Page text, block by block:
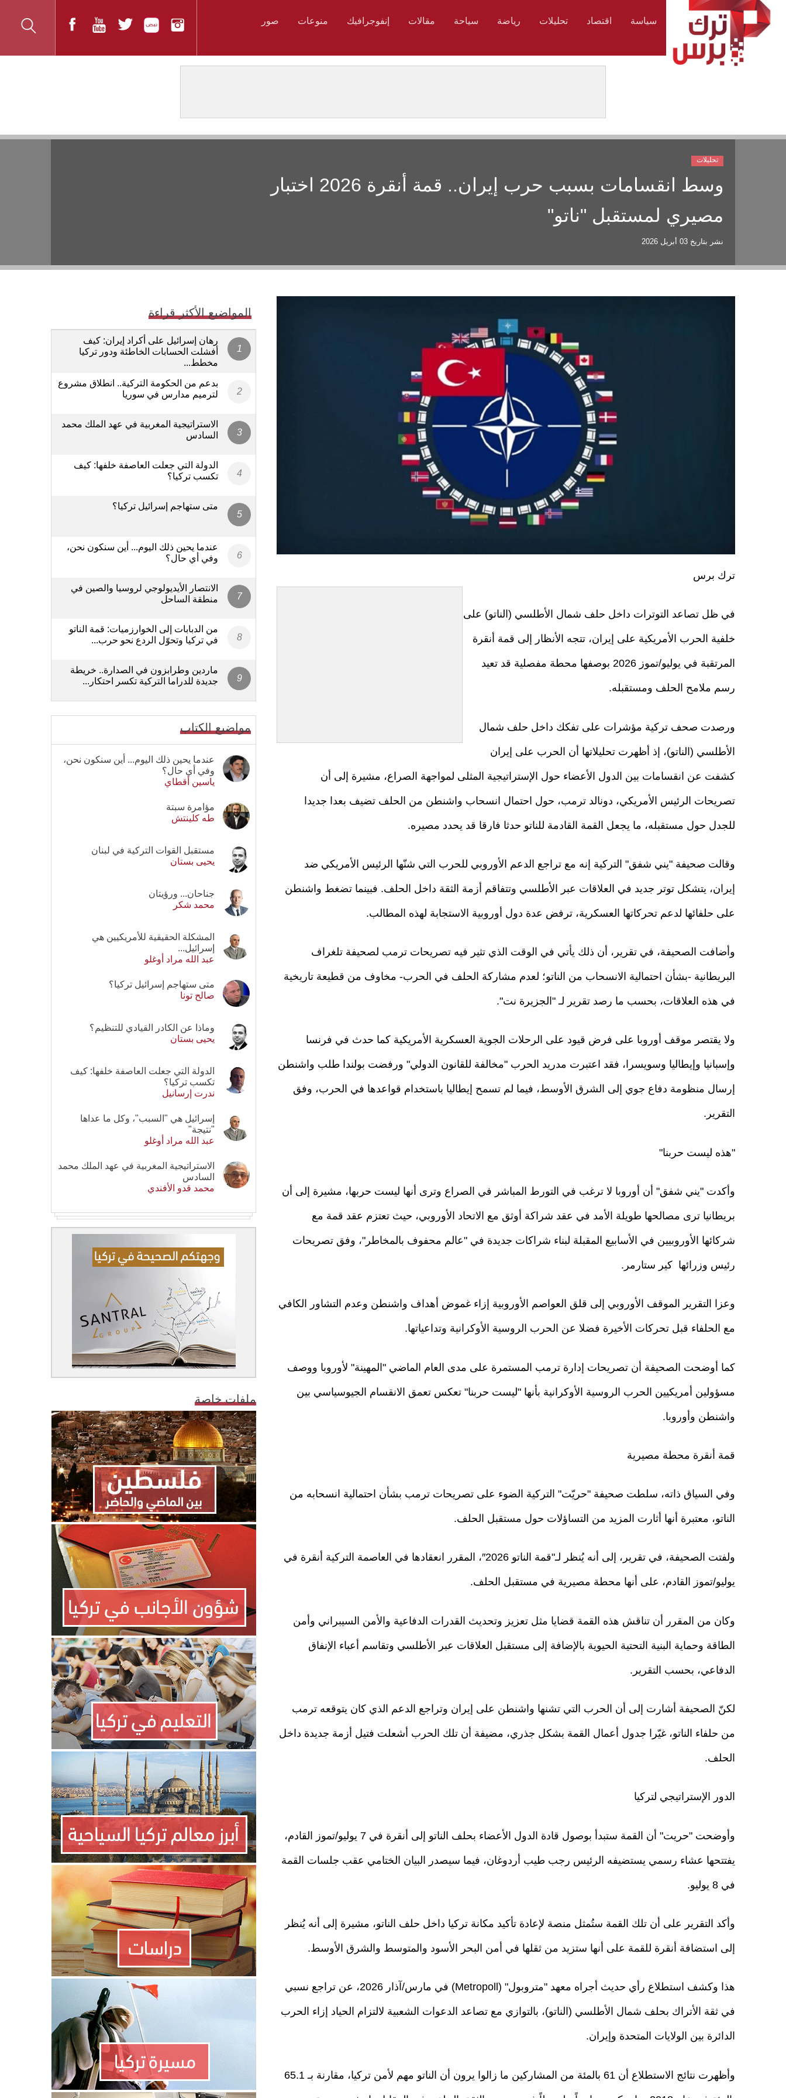
سياسة اقتصاد تحليلات رياضة سياحة مقالات إنفوجرافيك منوعات صور
وسط انقسامات بسبب حرب إيران.. قمة أنقرة 2026 اختبار
مصيري لمستقبل "ناتو"
نشر بتاريخ 03 أبريل 2026
تحليلات
ترك برس
في ظل تصاعد التوترات داخل حلف شمال الأطلسي (الناتو) على
خلفية الحرب الأمريكية على إيران، تتجه الأنظار إلى قمة أنقرة
المرتقبة في يوليو/تموز 2026 بوصفها محطة مفصلية قد تعيد
رسم ملامح الحلف ومستقبله.
ورصدت صحف تركية مؤشرات على تفكك داخل حلف شمال
الأطلسي (الناتو)، إذ أظهرت تحليلاتها أن الحرب على إيران
كشفت عن انقسامات بين الدول الأعضاء حول الإستراتيجية المثلى لمواجهة الصراع، مشيرة إلى أن
تصريحات الرئيس الأمريكي، دونالد ترمب، حول احتمال انسحاب واشنطن من الحلف تضيف بعدا جديدا
للجدل حول مستقبله، ما يجعل القمة القادمة للناتو حدثا فارقا قد يحدد مصيره.
وقالت صحيفة "يني شفق" التركية إنه مع تراجع الدعم الأوروبي للحرب التي شنّها الرئيس الأمريكي ضد
إيران، يتشكل توتر جديد في العلاقات عبر الأطلسي وتتفاقم أزمة الثقة داخل الحلف. فبينما تضغط واشنطن
على حلفائها لدعم تحركاتها العسكرية، ترفض عدة دول أوروبية الاستجابة لهذه المطالب.
وأضافت الصحيفة، في تقرير، أن ذلك يأتي في الوقت الذي تثير فيه تصريحات ترمب لصحيفة تلغراف
البريطانية -بشأن احتمالية الانسحاب من الناتو؛ لعدم مشاركة الحلف في الحرب- مخاوف من قطيعة تاريخية
في هذه العلاقات، بحسب ما رصد تقرير لـ "الجزيرة نت".
ولا يقتصر موقف أوروبا على فرض قيود على الرحلات الجوية العسكرية الأمريكية كما حدث في فرنسا
وإسبانيا وإيطاليا وسويسرا، فقد اعتبرت مدريد الحرب "مخالفة للقانون الدولي" ورفضت بولندا طلب واشنطن
إرسال منظومة دفاع جوي إلى الشرق الأوسط، فيما لم تسمح إيطاليا باستخدام قواعدها في الحرب، وفق
التقرير.
"هذه ليست حربنا"
وأكدت "يني شفق" أن أوروبا لا ترغب في التورط المباشر في الصراع وترى أنها ليست حربها، مشيرة إلى أن
بريطانيا ترى مصالحها طويلة الأمد في عقد شراكة أوثق مع الاتحاد الأوروبي، حيث تعتزم عقد قمة مع
شركائها الأوروبيين في الأسابيع المقبلة لبناء شراكات جديدة في "عالم محفوف بالمخاطر"، وفق تصريحات
رئيس وزرائها كير ستارمر.
وعزا التقرير الموقف الأوروبي إلى قلق العواصم الأوروبية إزاء غموض أهداف واشنطن وعدم التشاور الكافي
مع الحلفاء قبل تحركات الأخيرة فضلا عن الحرب الروسية الأوكرانية وتداعياتها.
كما أوضحت الصحيفة أن تصريحات إدارة ترمب المستمرة على مدى العام الماضي "المهينة" لأوروبا ووصف
مسؤولين أمريكيين الحرب الروسية الأوكرانية بأنها "ليست حربنا" تعكس تعمق الانقسام الجيوسياسي بين
واشنطن وأوروبا.
قمة أنقرة محطة مصيرية
وفي السياق ذاته، سلطت صحيفة "حريّت" التركية الضوء على تصريحات ترمب بشأن احتمالية انسحابه من
الناتو، معتبرة أنها أثارت المزيد من التساؤلات حول مستقبل الحلف.
ولفتت الصحيفة، في تقرير، إلى أنه يُنظر لـ"قمة الناتو 2026″، المقرر انعقادها في العاصمة التركية أنقرة في
يوليو/تموز القادم، على أنها محطة مصيرية في مستقبل الحلف.
وكان من المقرر أن تناقش هذه القمة قضايا مثل تعزيز وتحديث القدرات الدفاعية والأمن السيبراني وأمن
الطاقة وحماية البنية التحتية الحيوية بالإضافة إلى مستقبل العلاقات عبر الأطلسي وتقاسم أعباء الإنفاق
الدفاعي، بحسب التقرير.
لكنّ الصحيفة أشارت إلى أن الحرب التي تشنها واشنطن على إيران وتراجع الدعم الذي كان يتوقعه ترمب
من حلفاء الناتو، غيّرا جدول أعمال القمة بشكل جذري، مضيفة أن تلك الحرب أشعلت فتيل أزمة جديدة داخل
الحلف.
الدور الإستراتيجي لتركيا
وأوضحت "حريت" أن القمة ستبدأ بوصول قادة الدول الأعضاء بحلف الناتو إلى أنقرة في 7 يوليو/تموز القادم،
يفتتحها عشاء رسمي يستضيفه الرئيس رجب طيب أردوغان، فيما سيصدر البيان الختامي عقب جلسات القمة
في 8 يوليو.
وأكد التقرير على أن تلك القمة ستُمثل منصة لإعادة تأكيد مكانة تركيا داخل حلف الناتو، مشيرة إلى أنه يُنظر
إلى استضافة أنقرة للقمة على أنها ستزيد من ثقلها في أمن البحر الأسود والمتوسط والشرق الأوسط.
هذا وكشف استطلاع رأي حديث أجراه معهد "متروبول" (Metropoll) في مارس/آذار 2026، عن تراجع نسبي
في ثقة الأتراك بحلف شمال الأطلسي (الناتو)، بالتوازي مع تصاعد الدعوات الشعبية لالتزام الحياد إزاء الحرب
الدائرة بين الولايات المتحدة وإيران.
وأظهرت نتائج الاستطلاع أن 61 بالمئة من المشاركين ما زالوا يرون أن الناتو مهم لأمن تركيا، مقارنة بـ 65.1
المواضيع الأكثر قراءة
رهان إسرائيل على أكراد إيران: كيف
أفشلت الحسابات الخاطئة ودور تركيا
مخطط...
بدعم من الحكومة التركية.. انطلاق مشروع
لترميم مدارس في سوريا
الاستراتيجية المغربية في عهد الملك محمد
السادس
الدولة التي جعلت العاصفة خلفها: كيف
تكسب تركيا؟
متى ستهاجم إسرائيل تركيا؟
عندما يحين ذلك اليوم... أين سنكون نحن،
وفي أي حال؟
الانتصار الأيديولوجي لروسيا والصين في
منطقة الساحل
من الدبابات إلى الخوارزميات: قمة الناتو
في تركيا وتحوّل الردع نحو حرب...
ماردين وطرابزون في الصدارة.. خريطة
جديدة للدراما التركية تكسر احتكار...
مواضيع الكتاب
عندما يحين ذلك اليوم... أين سنكون نحن،
وفي أي حال؟
ياسين أقطاي
مؤامرة سبتة
طه كلينتش
مستقبل القوات التركية في لبنان
يحيى بستان
جناحان... ورؤيتان
محمد شكر
المشكلة الحقيقية للأمريكيين هي
إسرائيل...
عبد الله مراد أوغلو
متى ستهاجم إسرائيل تركيا؟
صالح تونا
وماذا عن الكادر القيادي للتنظيم؟
يحيى بستان
الدولة التي جعلت العاصفة خلفها: كيف
تكسب تركيا؟
ندرت إرسانيل
إسرائيل هي "السبب"، وكل ما عداها
"نتيجة"
عبد الله مراد أوغلو
الاستراتيجية المغربية في عهد الملك محمد
السادس
محمد قدو الأفندي
ملفات خاصة